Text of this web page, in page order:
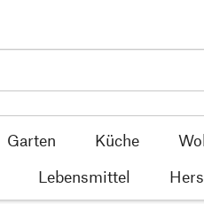
Garten Küche
Lebensmittel